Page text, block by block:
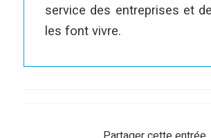
service des entreprises et
les font vivre.